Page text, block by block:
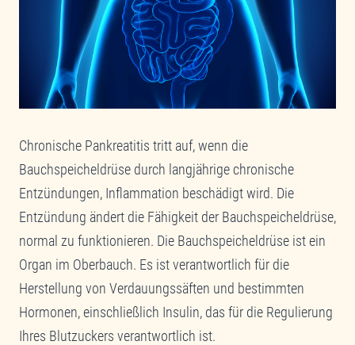
Chronische Pankreatitis tritt auf, wenn die
Bauchspeicheldrüse durch langjährige chronische
Entzündungen, Inflammation beschädigt wird. Die
Entzündung ändert die Fähigkeit der Bauchspeicheldrüse,
normal zu funktionieren. Die Bauchspeicheldrüse ist ein
Organ im Oberbauch. Es ist verantwortlich für die
Herstellung von Verdauungssäften und bestimmten
Hormonen, einschließlich Insulin, das für die Regulierung
Ihres Blutzuckers verantwortlich ist.